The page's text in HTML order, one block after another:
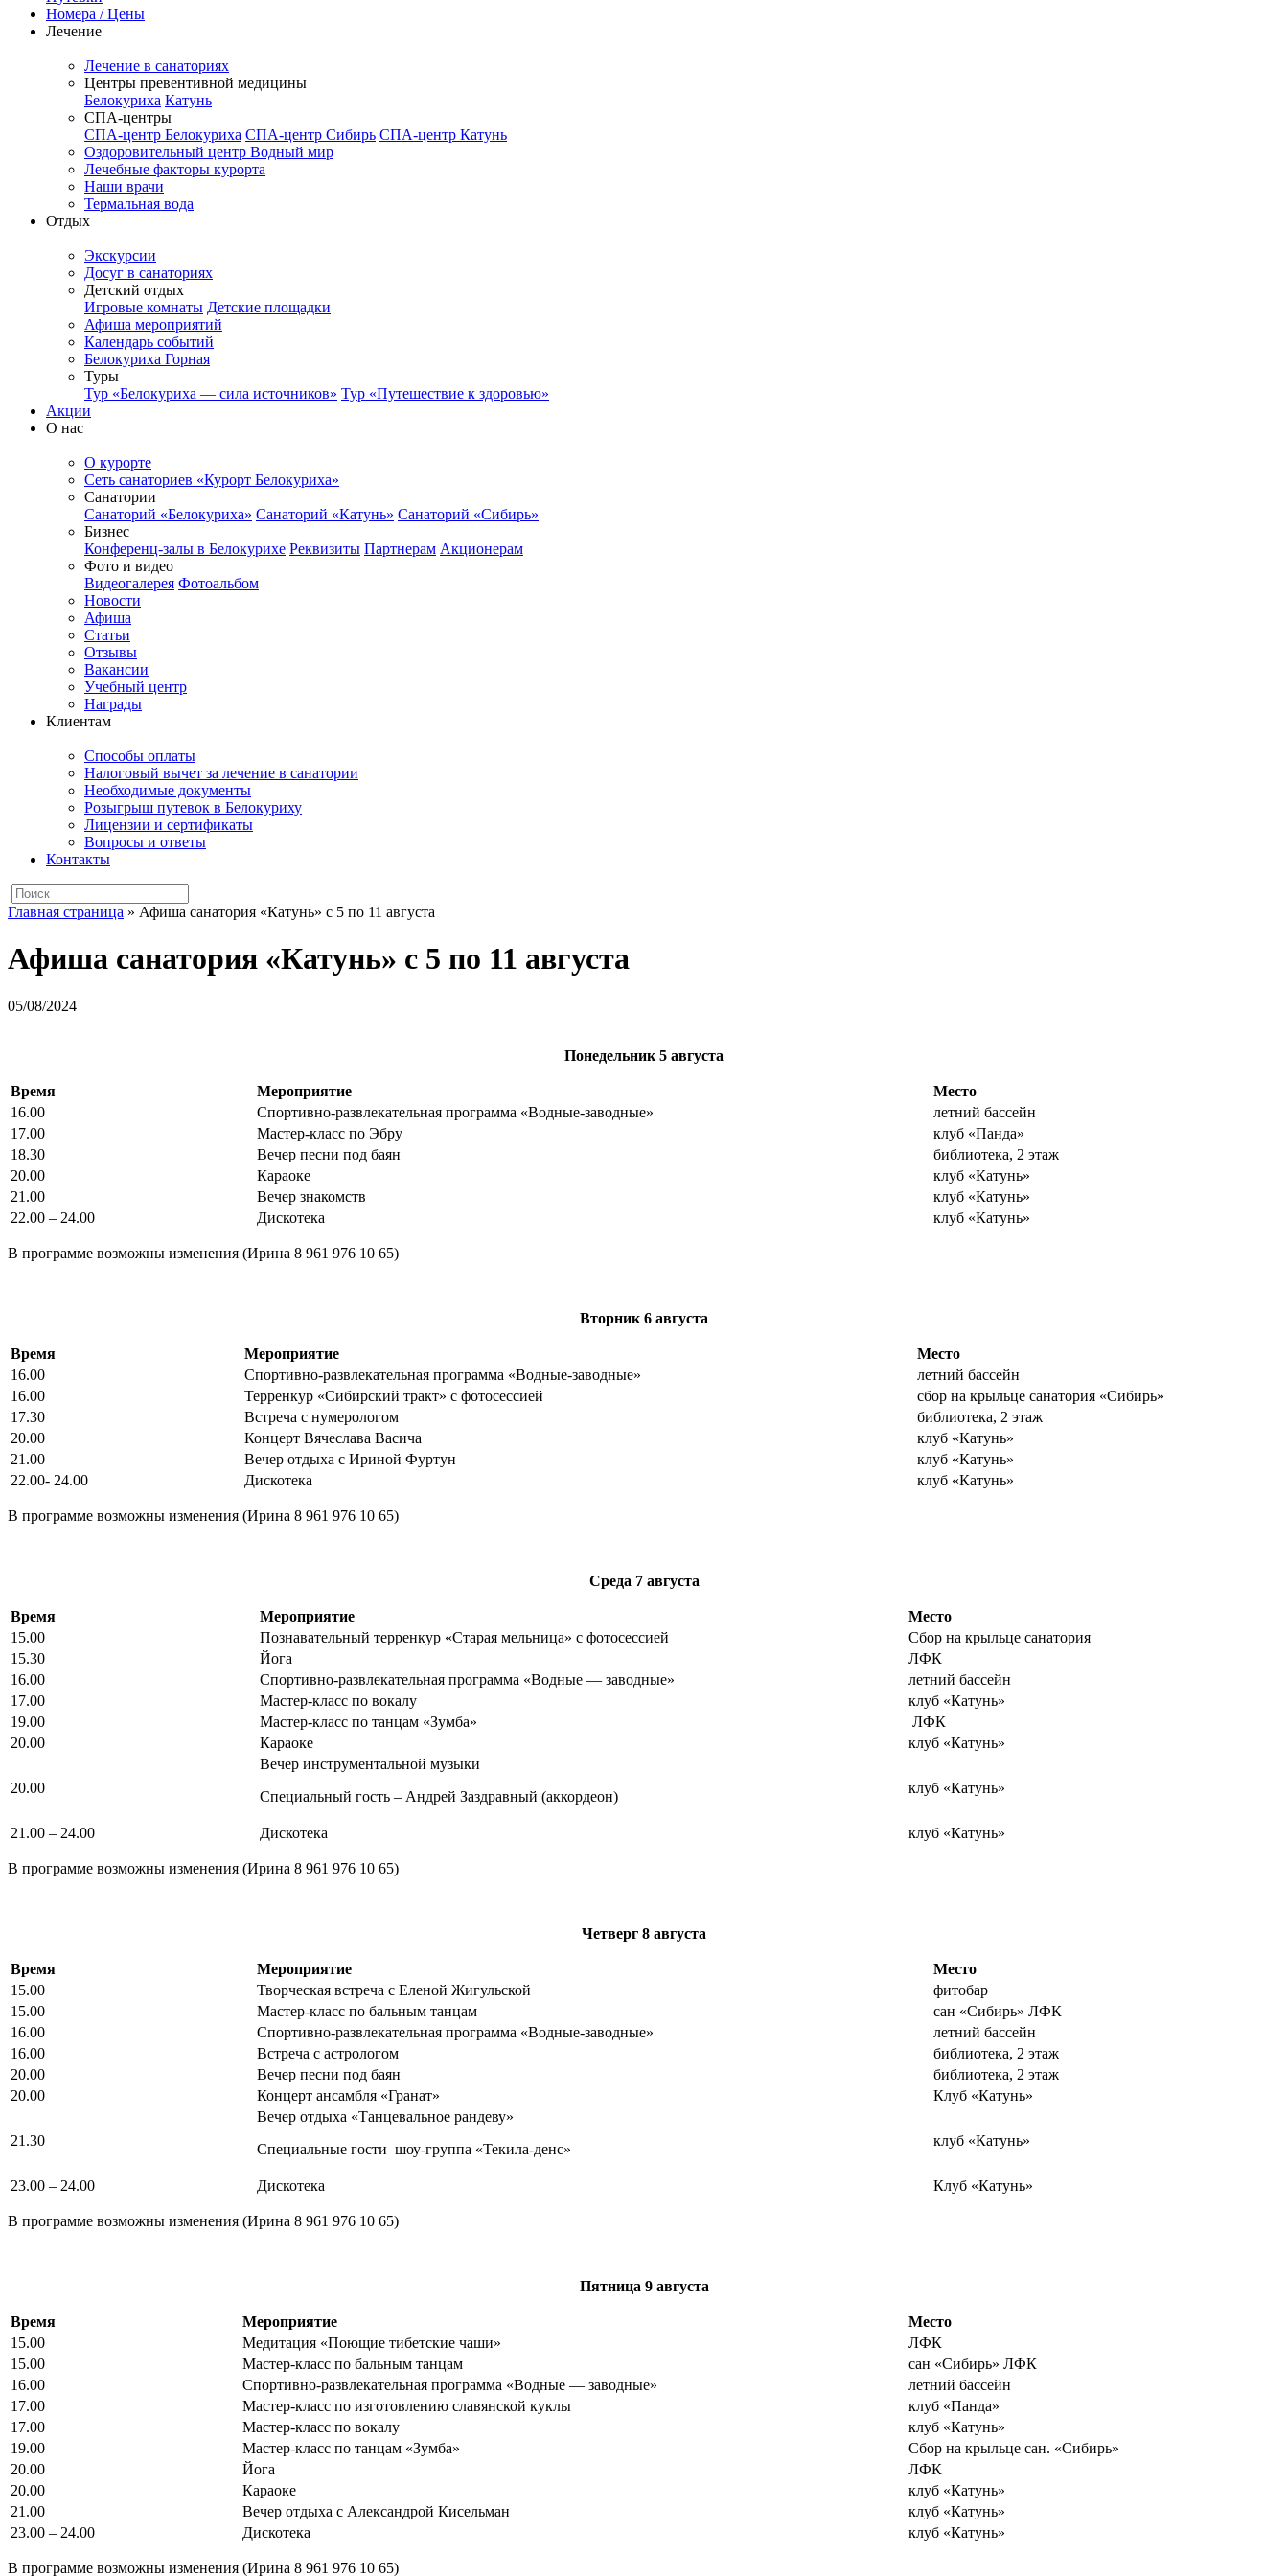
Номера / Цены
Лечение
Лечение в санаториях
Центры превентивной медицины
Белокуриха Катунь
СПА-центры
СПА-центр Белокуриха СПА-центр Сибирь СПА-центр Катунь
Оздоровительный центр Водный мир
Лечебные факторы курорта
Наши врачи
Термальная вода
Отдых
Экскурсии
Досуг в санаториях
Детский отдых
Игровые комнаты Детские площадки
Афиша мероприятий
Календарь событий
Белокуриха Горная
Туры
Тур «Белокуриха — сила источников» Тур «Путешествие к здоровью»
Акции
О нас
О курорте
Сеть санаториев «Курорт Белокуриха»
Санатории
Санаторий «Белокуриха» Санаторий «Катунь» Санаторий «Сибирь»
Бизнес
Конференц-залы в Белокурихе Реквизиты Партнерам Акционерам
Фото и видео
Видеогалерея Фотоальбом
Новости
Афиша
Статьи
Отзывы
Вакансии
Учебный центр
Награды
Клиентам
Способы оплаты
Налоговый вычет за лечение в санатории
Необходимые документы
Розыгрыш путевок в Белокуриху
Лицензии и сертификаты
Вопросы и ответы
Контакты
Главная страница » Афиша санатория «Катунь» с 5 по 11 августа
Афиша санатория «Катунь» с 5 по 11 августа
05/08/2024
Понедельник 5 августа
Время Мероприятие
Место
16.00
Спортивно-развлекательная программа «Водные-заводные»
летний бассейн
17.00
Мастер-класс по Эбру
клуб «Панда»
18.30
Вечер песни под баян
библиотека, 2 этаж
20.00
Караоке
клуб «Катунь»
21.00
Вечер знакомств
клуб «Катунь»
22.00 – 24.00
Дискотека клуб «Катунь»
В программе возможны изменения (Ирина 8 961 976 10 65)
Вторник 6 августа
Время Мероприятие
Место
16.00
Спортивно-развлекательная программа «Водные-заводные»
летний бассейн
16.00
Терренкур «Сибирский тракт» с фотосессией
сбор на крыльце санатория «Сибирь»
17.30
Встреча с нумерологом
библиотека, 2 этаж
20.00
Концерт Вячеслава Васича
клуб «Катунь»
21.00
Вечер отдыха с Ириной Фуртун
клуб «Катунь»
22.00- 24.00
Дискотека клуб «Катунь»
В программе возможны изменения (Ирина 8 961 976 10 65)
Среда 7 августа
Время Мероприятие
Место
15.00
Познавательный терренкур «Старая мельница» с фотосессией
Сбор на крыльце санатория
15.30
Йога
ЛФК
16.00
Спортивно-развлекательная программа «Водные — заводные»
летний бассейн
17.00
Мастер-класс по вокалу
клуб «Катунь»
19.00
Мастер-класс по танцам «Зумба»
ЛФК
20.00
Караоке клуб «Катунь»
20.00
Вечер инструментальной музыки
Специальный гость – Андрей Заздравный (аккордеон)
клуб «Катунь»
21.00 – 24.00 Дискотека клуб «Катунь»
В программе возможны изменения (Ирина 8 961 976 10 65)
Четверг 8 августа
Время Мероприятие
Место
15.00
Творческая встреча с Еленой Жигульской
фитобар
15.00
Мастер-класс по бальным танцам
сан «Сибирь» ЛФК
16.00
Спортивно-развлекательная программа «Водные-заводные»
летний бассейн
16.00
Встреча с астрологом
библиотека, 2 этаж
20.00
Вечер песни под баян
библиотека, 2 этаж
20.00
Концерт ансамбля «Гранат» Клуб «Катунь»
21.30
Вечер отдыха «Танцевальное рандеву»
Специальные гости шоу-группа «Текила-денс»
клуб «Катунь»
23.00 – 24.00 Дискотека Клуб «Катунь»
В программе возможны изменения (Ирина 8 961 976 10 65)
Пятница 9 августа
Время Мероприятие
Место
15.00
Медитация «Поющие тибетские чаши»
ЛФК
15.00
Мастер-класс по бальным танцам
сан «Сибирь» ЛФК
16.00
Спортивно-развлекательная программа «Водные — заводные»
летний бассейн
17.00
Мастер-класс по изготовлению славянской куклы
клуб «Панда»
17.00
Мастер-класс по вокалу
клуб «Катунь»
19.00
Мастер-класс по танцам «Зумба»
Сбор на крыльце сан. «Сибирь»
20.00
Йога
ЛФК
20.00
Караоке
клуб «Катунь»
21.00
Вечер отдыха с Александрой Кисельман
клуб «Катунь»
23.00 – 24.00
Дискотека клуб «Катунь»
В программе возможны изменения (Ирина 8 961 976 10 65)